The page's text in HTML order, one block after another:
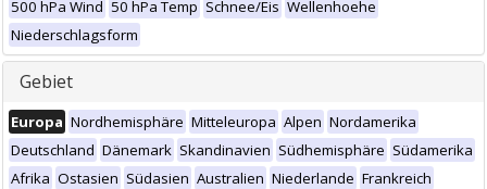
500 hPa Wind 50 hPa Temp Schnee/Eis Wellenhoehe
Niederschlagsform
Gebiet
Europa Nordhemisphäre Mitteleuropa Alpen Nordamerika
Deutschland Dänemark Skandinavien Südhemisphäre Südamerika
Afrika Ostasien Südasien Australien Niederlande Frankreich